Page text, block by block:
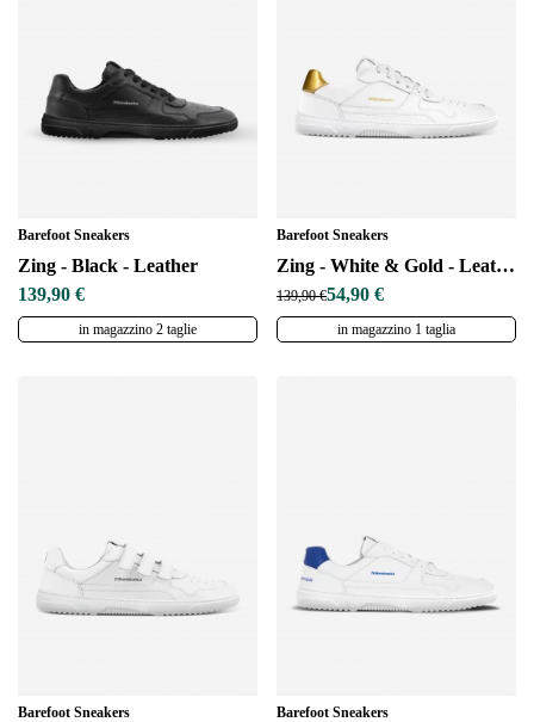
Barefoot Sneakers
Zing - Black - Leather
139,90 €
in magazzino 2 taglie
Barefoot Sneakers
Zing - White & Gold - Leather
139,90 €54,90 €
in magazzino 1 taglia
Barefoot Sneakers Barefoot Sneakers